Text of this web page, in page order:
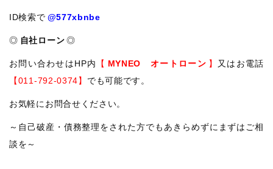
ID検索で @577xbnbe
◎ 自社ローン ◎
お問い合わせはHP内 【 MYNEO オートローン 】
又はお電話
【011-792-0374】 でも可能です。
お気軽にお問合せください。
～自己破産・債務整理をされた方でもあきらめずにまずはご相
談を～